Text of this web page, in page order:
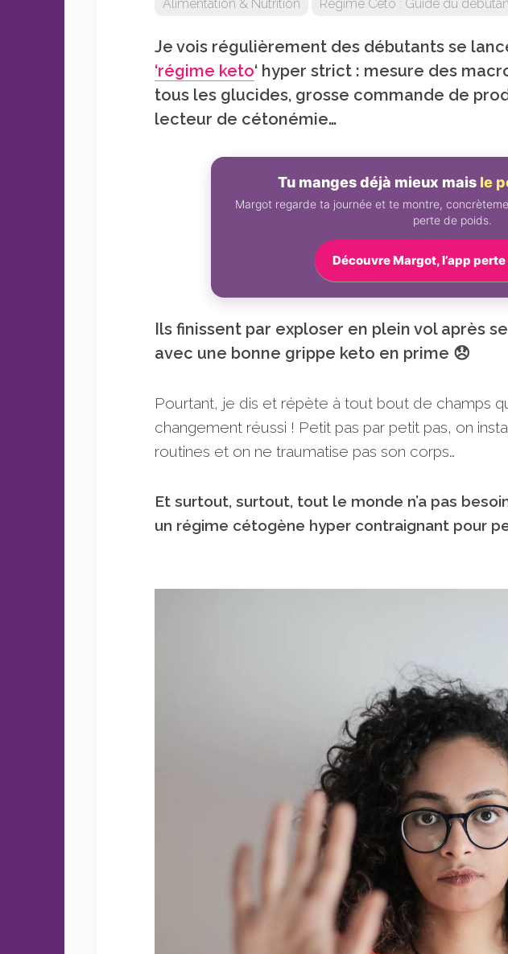
sans
Alimentation & Nutrition
Régime Céto : Guide du
Je vois régulièrement des débutants se
‘régime keto‘ hyper strict : mesure des
tous les glucides, grosse commande de
lecteur de cétonémie…
Tu manges déjà mieux mais le
Margot regarde ta journée et te montre,
perte de poids.
Découvre Margot, l’app
Ils finissent par exploser en plein vol après
avec une bonne grippe keto en prime 😞
Pourtant, je dis et répète à tout bout de champs
changement réussi ! Petit pas par petit pas, on
routines et on ne traumatise pas son corps…
Et surtout, surtout, tout le monde n’a pas
un régime cétogène hyper contraignant pour